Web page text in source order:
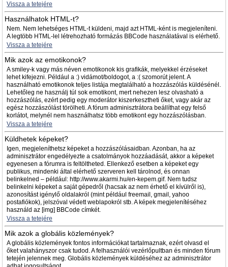
Vissza a tetejére
Használhatok HTML-t?
Nem. Nem lehetséges HTML-t küldeni, majd azt HTML-ként is megjeleníteni.
A legtöbb HTML-lel létrehozható formázás BBCode használatával is elérhető.
Vissza a tetejére
Mik azok az emotikonok?
A smiley-k vagy más néven emotikonok kis grafikák, melyekkel érzéseket
lehet kifejezni. Például a :) vidámot/boldogot, a :( szomorút jelent. A
használható emotikonok teljes listája megtalálható a hozzászólás küldésénél.
Lehetőleg ne használj túl sok emotikont, mert nehezen lesz olvasható a
hozzászólás, ezért pedig egy moderátor kiszerkesztheti őket, vagy akár az
egész hozzászólást törölheti. A fórum adminisztrátora beállíthat egy felső
korlátot, melynél nem használhatsz több emotikont egy hozzászólásban.
Vissza a tetejére
Küldhetek képeket?
Igen, megjeleníthetsz képeket a hozzászólásaidban. Azonban, ha az
adminisztrátor engedélyezte a csatolmányok hozzáadását, akkor a képeket
egyenesen a fórumra is feltöltheted. Ellenkező esetben a képeket egy
publikus, mindenki által elérhető szerveren kell tárolnod, és onnan
belinkelned – például: http://www.akarmi.hu/en-kepem.gif. Nem tudsz
belinkelni képeket a saját gépedről (hacsak az nem érhető el kívülről is),
azonosítást igénylő oldalakról (mint például freemail, gmail, yahoo
postafiókok), jelszóval védett weblapokról stb. A képek megjelenítéséhez
használd az [img] BBCode címkét.
Vissza a tetejére
Mik azok a globális közlemények?
A globális közlemények fontos információkat tartalmaznak, ezért olvasd el
őket valahányszor csak tudod. A felhasználói vezérlőpultban és minden fórum
tetején jelennek meg. Globális közlemények küldéséhez az adminisztrátor